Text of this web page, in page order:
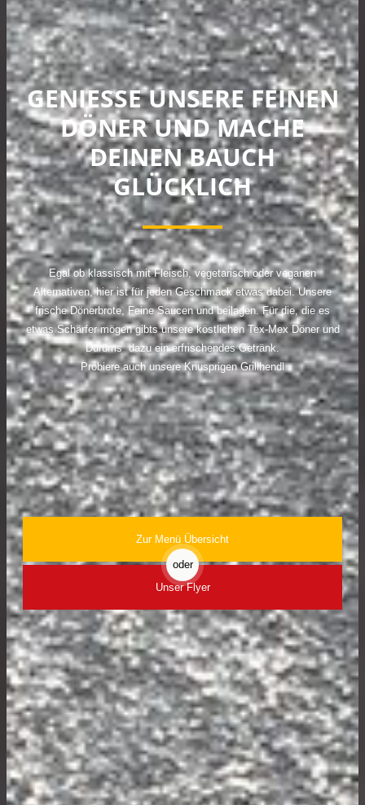
GENIESSE UNSERE FEINEN
DÖNER UND MACHE
DEINEN BAUCH
GLÜCKLICH
Egal ob klassisch mit Fleisch, vegetarisch oder veganen
Alternativen, hier ist für jeden Geschmack etwas dabei. Unsere
frische Dönerbrote, Feine Saucen und beilagen. Für die, die es
etwas Schärfer mögen gibts unsere köstlichen Tex-Mex Döner und
Dürüms dazu ein erfrischendes Getränk.
Probiere auch unsere Knusprigen Grillhendl
Zur Menü Übersicht
oder
Unser Flyer